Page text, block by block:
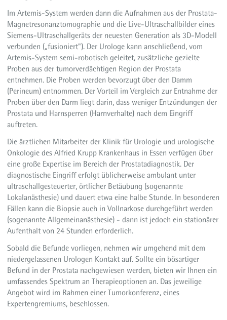
Im Artemis-System werden dann die Aufnahmen aus der Prostata-
Magnetresonanztomographie und die Live-Ultraschallbilder eines
Siemens-Ultraschallgeräts der neuesten Generation als 3D-Modell
verbunden („fusioniert"). Der Urologe kann anschließend, vom
Artemis-System semi-robotisch geleitet, zusätzliche gezielte
Proben aus der tumorverdächtigen Region der Prostata
entnehmen. Die Proben werden bevorzugt über den Damm
(Perineum) entnommen. Der Vorteil im Vergleich zur Entnahme der
Proben über den Darm liegt darin, dass weniger Entzündungen der
Prostata und Harnsperren (Harnverhalte) nach dem Eingriff
auftreten.
Die ärztlichen Mitarbeiter der Klinik für Urologie und urologische
Onkologie des Alfried Krupp Krankenhaus in Essen verfügen über
eine große Expertise im Bereich der Prostatadiagnostik. Der
diagnostische Eingriff erfolgt üblicherweise ambulant unter
ultraschallgesteuerter, örtlicher Betäubung (sogenannte
Lokalanästhesie) und dauert etwa eine halbe Stunde. In besonderen
Fällen kann die Biopsie auch in Vollnarkose durchgeführt werden
(sogenannte Allgemeinanästhesie) - dann ist jedoch ein stationärer
Aufenthalt von 24 Stunden erforderlich.
Sobald die Befunde vorliegen, nehmen wir umgehend mit dem
niedergelassenen Urologen Kontakt auf. Sollte ein bösartiger
Befund in der Prostata nachgewiesen werden, bieten wir Ihnen ein
umfassendes Spektrum an Therapieoptionen an. Das jeweilige
Angebot wird im Rahmen einer Tumorkonferenz, eines
Expertengremiums, beschlossen.